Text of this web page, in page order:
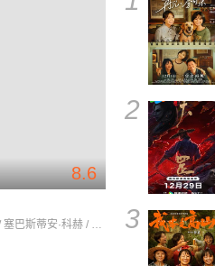
2
3
8.6
汤姆·希林 / 塞巴斯蒂安·科赫 / 葆拉·贝尔